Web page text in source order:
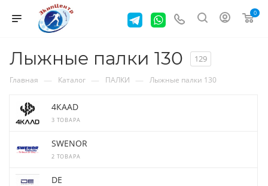
0
Лыжные палки 130 129
Главная — Каталог — ПАЛКИ — Лыжные палки 130
4КААD
3 ТОВАРА
SWENOR
2 ТОВАРА
DE